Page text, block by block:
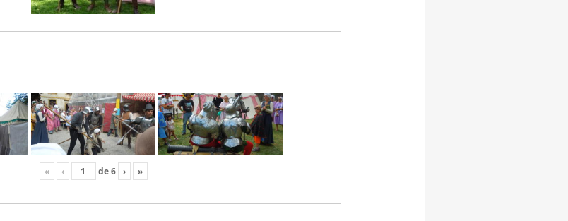
« ‹ de6 › »